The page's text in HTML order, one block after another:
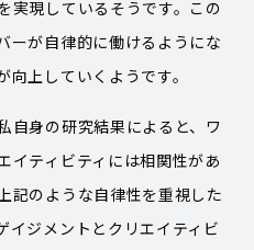
実現しているそうです。この
ーが自律的に働けるようにな
上していくようです。
自身の研究結果によると、ワ
イティビティには相関性があ
記のような自律性を重視した
イジメントとクリエイティビ